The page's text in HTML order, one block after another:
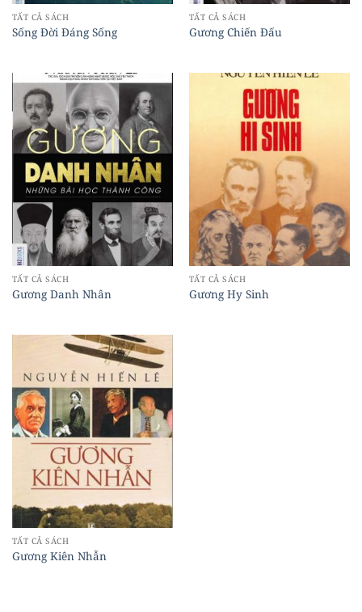
TẤT CẢ SÁCH
Sống Đời Đáng Sống
TẤT CẢ SÁCH
Gương Chiến Đấu
TẤT CẢ SÁCH
Gương Danh Nhân
TẤT CẢ SÁCH
Gương Hy Sinh
TẤT CẢ SÁCH
Gương Kiên Nhẫn